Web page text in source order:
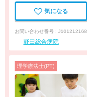
気になる
お問い合わせ番号 : J101212168
野田総合病院
理学療法士(PT)